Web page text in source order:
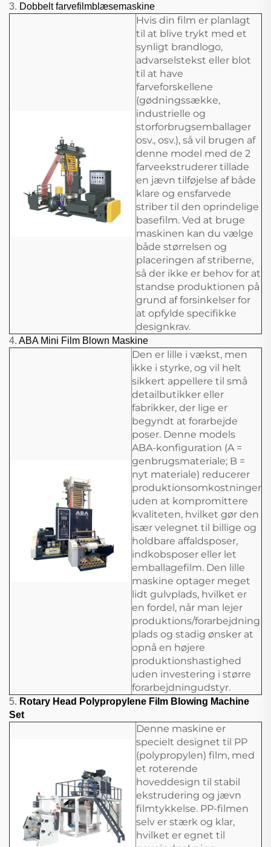
3. Dobbelt farvefilmblæsemaskine
Hvis din film er planlagt
til at blive trykt med et
synligt brandlogo,
advarselstekst eller blot
til at have
farveforskellene
(gødningssække,
industrielle og
storforbrugsemballager
osv., osv.), så vil brugen af
denne model med de 2
farveekstruderer tillade
en jævn tilføjelse af både
klare og ensfarvede
striber til den oprindelige
basefilm. Ved at bruge
maskinen kan du vælge
både størrelsen og
placeringen af striberne,
så der ikke er behov for at
standse produktionen på
grund af forsinkelser for
at opfylde specifikke
designkrav.
4. ABA Mini Film Blown Maskine
Den er lille i vækst, men
ikke i styrke, og vil helt
sikkert appellere til små
detailbutikker eller
fabrikker, der lige er
begyndt at forarbejde
poser. Denne models
ABA-konfiguration (A =
genbrugsmateriale; B =
nyt materiale) reducerer
produktionsomkostninger
uden at kompromittere
kvaliteten, hvilket gør den
især velegnet til billige og
holdbare affaldsposer,
indkobsposer eller let
emballagefilm. Den lille
maskine optager meget
lidt gulvplads, hvilket er
en fordel, når man lejer
produktions/forarbejdning
plads og stadig ønsker at
opnå en højere
produktionshastighed
uden investering i større
forarbejdningudstyr.
5. Rotary Head Polypropylene Film Blowing Machine
Set
Denne maskine er
specielt designet til PP
(polypropylen) film, med
et roterende
hoveddesign til stabil
ekstrudering og jævn
filmtykkelse. PP-filmen
selv er stærk og klar,
hvilket er egnet til